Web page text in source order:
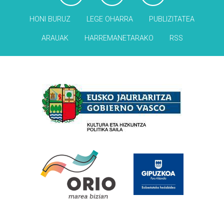
HONI BURUZ LEGE OHARRA PUBLIZITATEA
ARAUAK HARREMANETARAKO RSS